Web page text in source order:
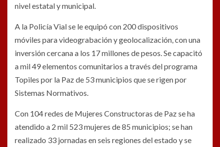
nivel estatal y municipal.
A la Policía Vial se le equipó con 200 dispositivos
móviles para videograbación y geolocalización, con una
inversión cercana a los 17 millones de pesos. Se capacitó
a mil 49 elementos comunitarios a través del programa
Topiles por la Paz de 53 municipios que se rigen por
Sistemas Normativos.
Con 104 redes de Mujeres Constructoras de Paz se ha
atendido a 2 mil 523 mujeres de 85 municipios; se han
realizado 33 jornadas en seis regiones del estado y se